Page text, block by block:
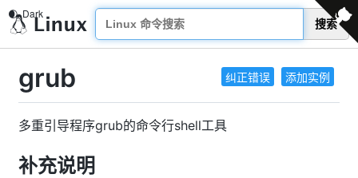
搜索
纠正错误 添加实例
grub
多重引导程序grub的命令行shell工具
补充说明